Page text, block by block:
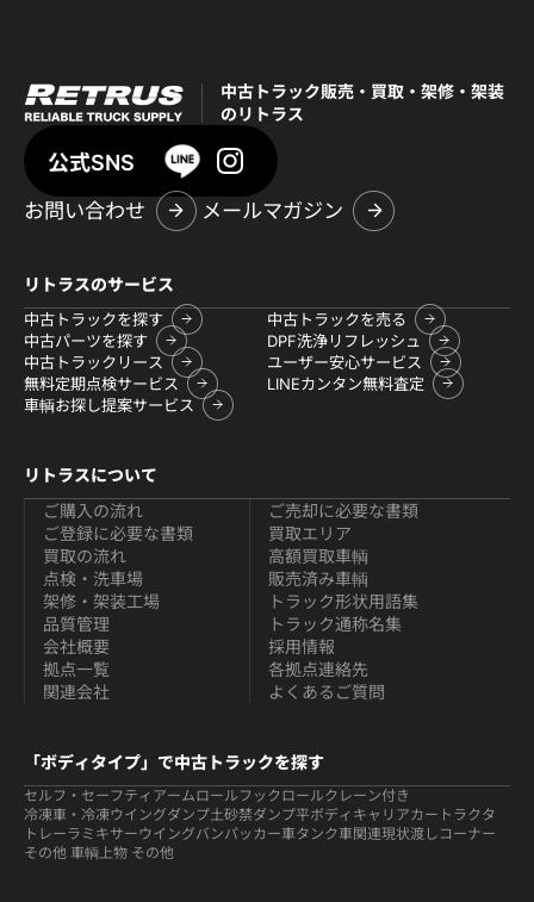
中古トラック販売・買取・架修・架装
のリトラス
公式SNS
お問い合わせ
メールマガジン
リトラスのサービス
中古トラックを探す
中古トラックを売る
中古パーツを探す
DPF洗浄リフレッシュ
中古トラックリース
ユーザー安心サービス
無料定期点検サービス
LINEカンタン無料査定
車輌お探し提案サービス
リトラスについて
ご購入の流れ
ご登録に必要な書類
買取の流れ
ご売却に必要な書類
買取エリア
高額買取車輌
点検・洗車場
架修・架装工場
品質管理
販売済み車輌
トラック形状用語集
トラック通称名集
会社概要
拠点一覧
関連会社
採用情報
各拠点連絡先
よくあるご質問
「ボディタイプ」で中古トラックを探す
セルフ・セーフティ アームロールフックロールクレーン付き
冷凍車・冷凍ウイングダンプ土砂禁ダンプ平ボディ キャリアカー トラクタ
トレーラ ミキサーウイングバンパッカー車タンク車関連現状渡しコーナー
その他 車輌上物 その他